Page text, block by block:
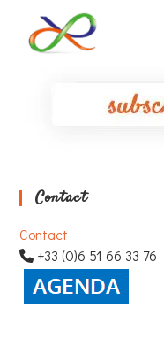
content
Contact
Contact
+33 (0)6 51 66 33 76